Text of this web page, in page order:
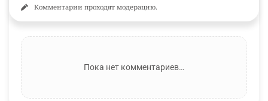
Комментарии проходят модерацию.
Пока нет комментариев…